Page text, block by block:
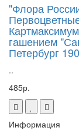
"Флора
гашением
Петербург
..
485р.
Информация